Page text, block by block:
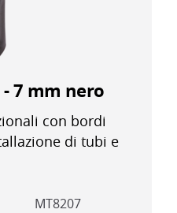
7 mm nero
con bordi
di tubi e
MT8207